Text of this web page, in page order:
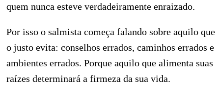
quem nunca esteve verdadeiramente enraizado.
Por isso o salmista começa falando sobre aquilo que
o justo evita: conselhos errados, caminhos errados e
ambientes errados. Porque aquilo que alimenta suas
raízes determinará a firmeza da sua vida.